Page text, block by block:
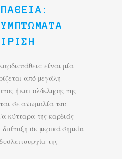
είναι μία
από μεγάλη
ή και ολόκληρης της
σε ανωμαλία του
κύτταρα της καρδιάς
σε μερικά σημεία
της